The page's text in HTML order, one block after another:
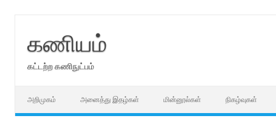
கணியம்
கட்டற்ற கணிநுட்பம்
அறிமுகம் அனைத்து இதழ்கள் மின்னூல்கள் நிகழ்வுகள்